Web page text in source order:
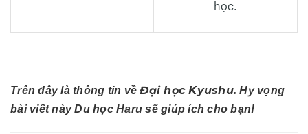
học.
Trên đây là thông tin vềĐại học Kyushu. Hy vọng
bài viết này Du học Haru sẽ giúp ích cho bạn!